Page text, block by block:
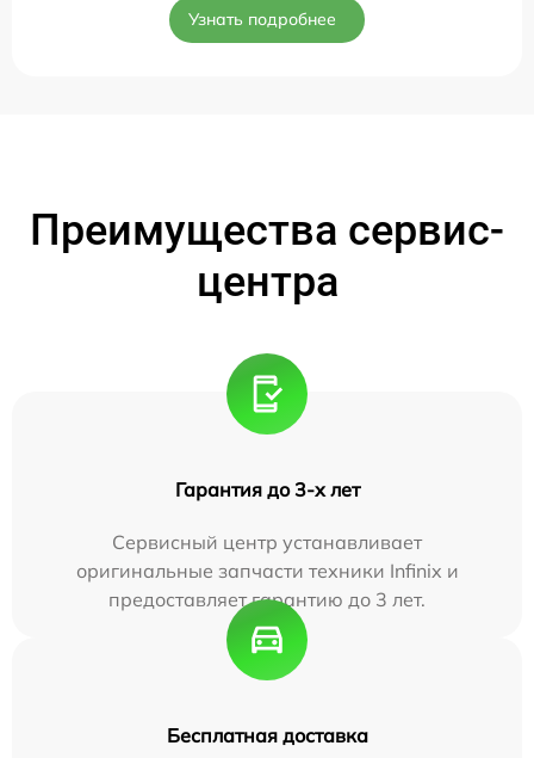
Узнать подробнее
Преимущества сервис-
центра
Гарантия до 3-х лет
Сервисный центр устанавливает
оригинальные запчасти техники Infinix и
предоставляет гарантию до 3 лет.
Бесплатная доставка